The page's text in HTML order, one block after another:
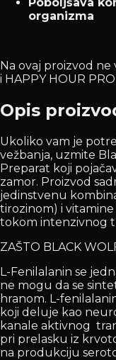
organizma
Na ovaj proizvod ne
i HAPPY HOUR
Opis
Ukoliko vam je
vežbanja, uzmite
Preparat koji
zamor. Proizvod
jedinstvenu
tirozinom) i
tokom intenzivnog
ZAŠTO BLACK
L-Fenilalanin se
ne mogu da se
hranom. L-
koji deluje kao
kanale aktivnog
pri prelasku iz
na produkciju